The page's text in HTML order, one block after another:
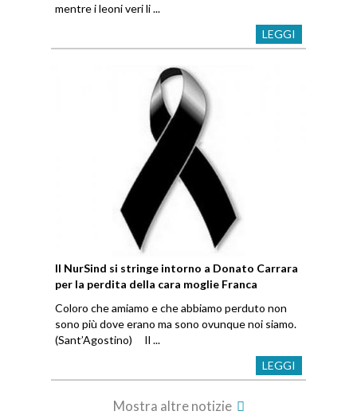
mentre i leoni veri li ...
LEGGI
Il NurSind si stringe intorno a Donato Carrara
per la perdita della cara moglie Franca
Coloro che amiamo e che abbiamo perduto non
sono più dove erano ma sono ovunque noi siamo.
(Sant’Agostino) Il ...
LEGGI
Mostra altre notizie